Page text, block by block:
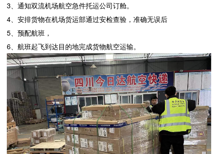
3、通知双流机场航空急件托运公司订舱。
4、安排货物在机场货运部通过安检查验，准确无误后
5、预配航班，
6、航班起飞到达目的地完成货物航空运输。